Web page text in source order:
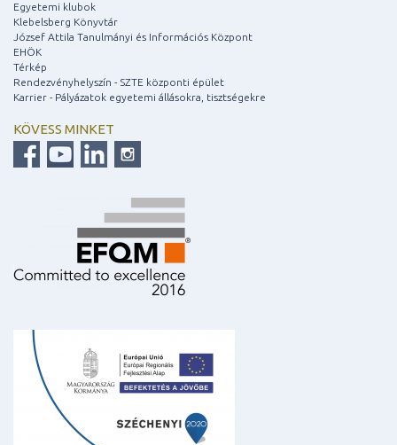
Egyetemi klubok
Klebelsberg Könyvtár
József Attila Tanulmányi és Információs Központ
EHÖK
Térkép
Rendezvényhelyszín - SZTE központi épület
Karrier - Pályázatok egyetemi állásokra, tisztségekre
KÖVESS MINKET